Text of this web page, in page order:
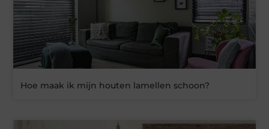
Hoe maak ik mijn houten lamellen schoon?